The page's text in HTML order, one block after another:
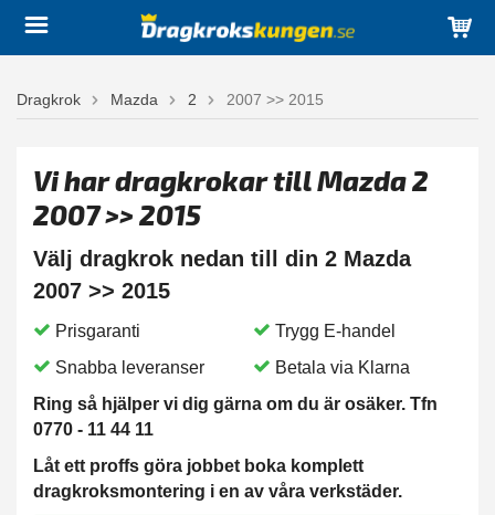
Dragkrok Mazda 2 2007 >> 2015
Vi har dragkrokar till Mazda 2
2007 >> 2015
Välj dragkrok nedan till din 2 Mazda
2007 >> 2015
Prisgaranti
Trygg E-handel
Snabba leveranser
Betala via Klarna
Ring så hjälper vi dig gärna om du är osäker. Tfn
0770 - 11 44 11
Låt ett proffs göra jobbet boka komplett
dragkroksmontering i en av våra verkstäder.